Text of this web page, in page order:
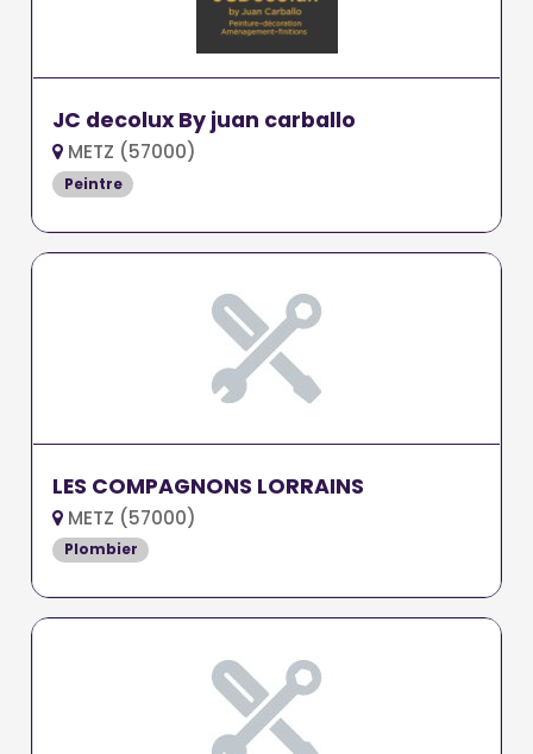
JC decolux By juan carballo
METZ (57000)
Peintre
LES COMPAGNONS LORRAINS
METZ (57000)
Plombier